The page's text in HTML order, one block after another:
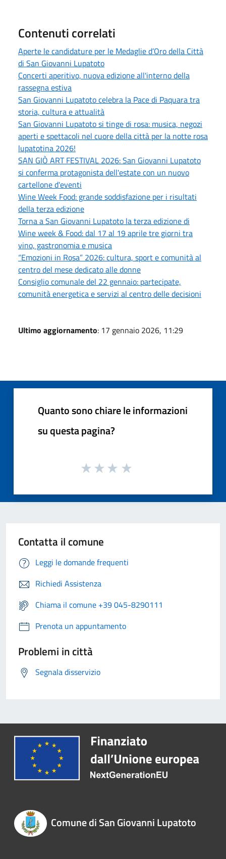
Contenuti correlati
Aperte le candidature per le Medaglie d’Oro della Città
di San Giovanni Lupatoto
Concerti aperitivo, nuova edizione all'interno della
rassegna estiva
San Giovanni Lupatoto celebra la Pace di Paquara tra
storia, cultura e attualità
San Giovanni Lupatoto si tinge di rosa: musica, negozi
aperti e spettacoli nel cuore della città per la notte rosa
lupatotina 2026!
SAN GIÒ ART FESTIVAL 2026: San Giovanni Lupatoto
si conferma protagonista dell'estate con un nuovo
cartellone d'eventi
Wine Week Food: grande soddisfazione per i risultati
della terza edizione
Torna a San Giovanni Lupatoto la terza edizione di
Wine week & Food: dal 17 al 19 aprile tre giorni tra
vino, gastronomia e musica
“Emozioni in Rosa” 2026: cultura, sport e comunità al
centro del mese dedicato alle donne
Consiglio comunale del 22 gennaio: partecipate,
comunità energetica e servizi al centro delle decisioni
Ultimo aggiornamento: 17 gennaio 2026, 11:29
Quanto sono chiare le informazioni
su questa pagina?
Contatta il comune
Leggi le domande frequenti
Richiedi Assistenza
Chiama il comune +39 045-8290111
Prenota un appuntamento
Problemi in città
Segnala disservizio
Comune di San Giovanni Lupatoto